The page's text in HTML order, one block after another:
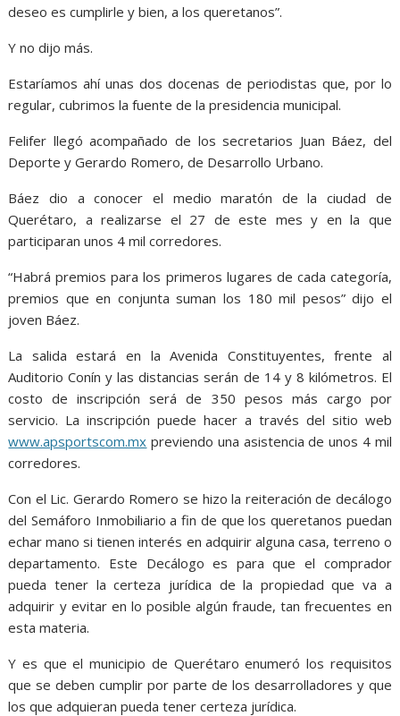
deseo es cumplirle y bien, a los queretanos”.
Y no dijo más.
Estaríamos ahí unas dos docenas de periodistas que, por lo
regular, cubrimos la fuente de la presidencia municipal.
Felifer llegó acompañado de los secretarios Juan Báez, del
Deporte y Gerardo Romero, de Desarrollo Urbano.
Báez dio a conocer el medio maratón de la ciudad de
Querétaro, a realizarse el 27 de este mes y en la que
participaran unos 4 mil corredores.
“Habrá premios para los primeros lugares de cada categoría,
premios que en conjunta suman los 180 mil pesos” dijo el
joven Báez.
La salida estará en la Avenida Constituyentes, frente al
Auditorio Conín y las distancias serán de 14 y 8 kilómetros. El
costo de inscripción será de 350 pesos más cargo por
servicio. La inscripción puede hacer a través del sitio web
www.apsportscom.mx previendo una asistencia de unos 4 mil
corredores.
Con el Lic. Gerardo Romero se hizo la reiteración de decálogo
del Semáforo Inmobiliario a fin de que los queretanos puedan
echar mano si tienen interés en adquirir alguna casa, terreno o
departamento. Este Decálogo es para que el comprador
pueda tener la certeza jurídica de la propiedad que va a
adquirir y evitar en lo posible algún fraude, tan frecuentes en
esta materia.
Y es que el municipio de Querétaro enumeró los requisitos
que se deben cumplir por parte de los desarrolladores y que
los que adquieran pueda tener certeza jurídica.